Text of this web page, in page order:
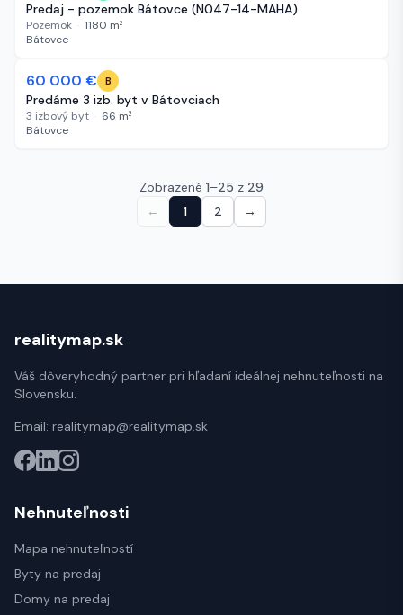
Predaj - pozemok Bátovce (N047-14-MAHA)
Pozemok · 1180 m²
Bátovce
468 dní
60 000 € B
Predáme 3 izb. byt v Bátovciach
3 izbový byt · 66 m²
Bátovce
Zobrazené 1–25 z 29
←
1 2 →
realitymap.sk
Váš dôveryhodný partner pri hľadaní ideálnej nehnuteľnosti na
Slovensku.
Email: realitymap@realitymap.sk
Nehnuteľnosti
Mapa nehnuteľností
Byty na predaj
Domy na predaj